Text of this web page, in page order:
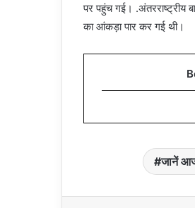
पर पहुंच गई। .अंतरराष्ट्रीय
का आंकड़ा पार कर गई थी।
जानें